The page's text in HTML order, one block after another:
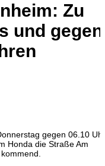
Zu
und gegen
gegen 06.10 Uhr
Honda die Straße Am